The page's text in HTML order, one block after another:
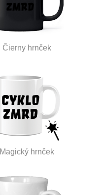
Čierny hrnček
Magický hrnček